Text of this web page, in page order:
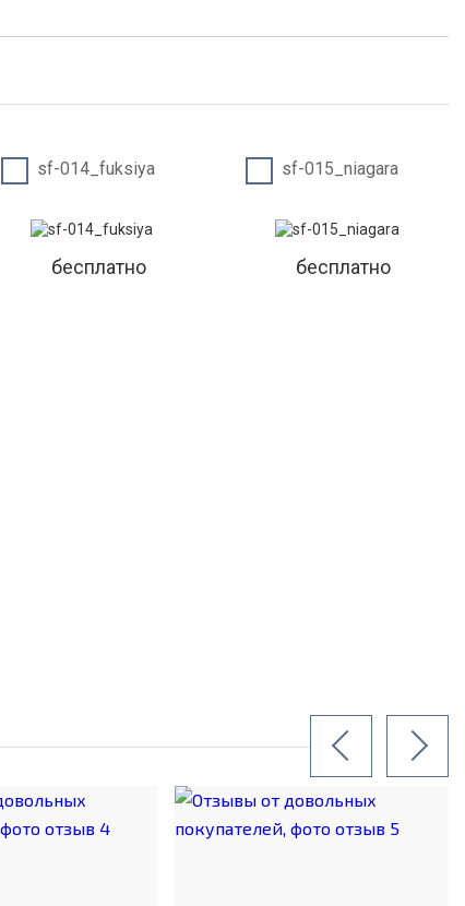
sf-014_fuksiya
бесплатно
sf-015_niagara
бесплатно